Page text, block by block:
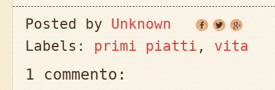
Posted by Unknown
Labels: primi piatti , vita
1 commento: